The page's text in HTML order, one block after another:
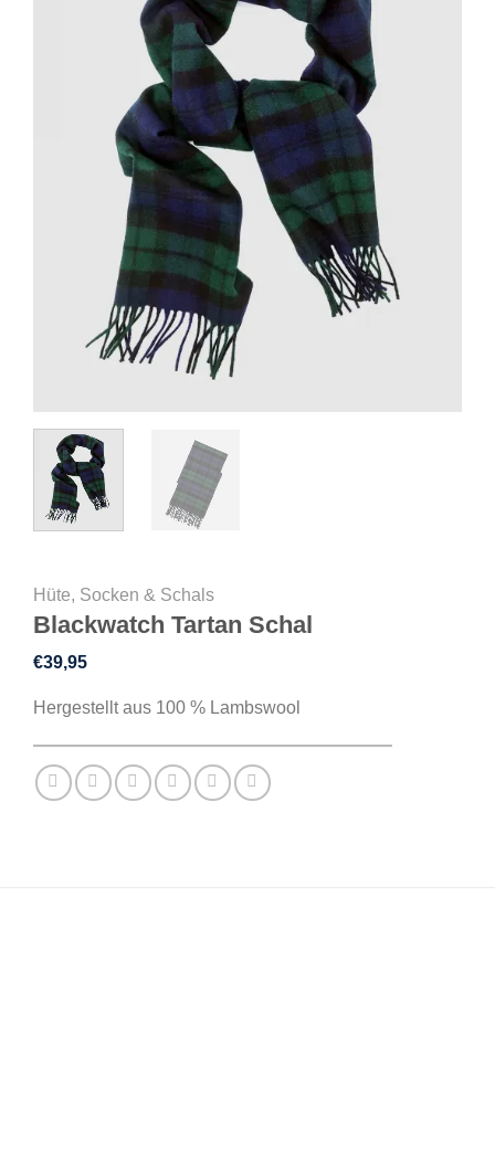
Hüte, Socken & Schals
Blackwatch Tartan Schal
€39,95
Hergestellt aus 100 % Lambswool